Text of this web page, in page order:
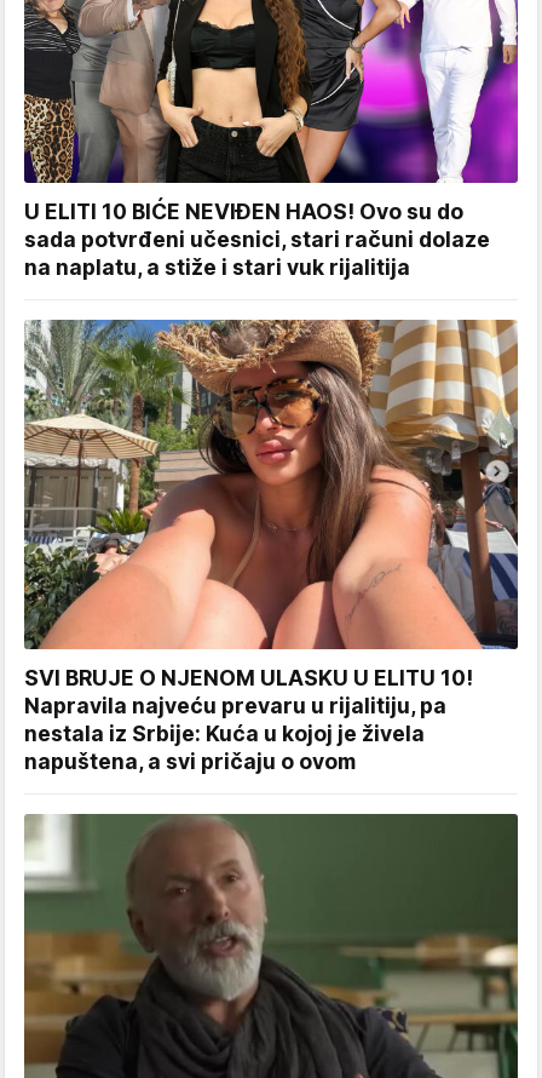
U ELITI 10 BIĆE NEVIĐEN HAOS! Ovo su do
sada potvrđeni učesnici, stari računi dolaze
na naplatu, a stiže i stari vuk rijalitija
SVI BRUJE O NJENOM ULASKU U ELITU 10!
Napravila najveću prevaru u rijalitiju, pa
nestala iz Srbije: Kuća u kojoj je živela
napuštena, a svi pričaju o ovom